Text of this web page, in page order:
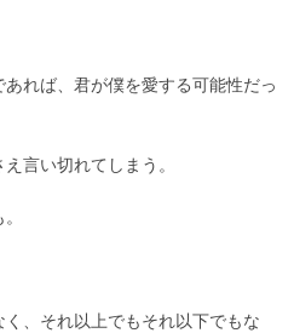
れば、君が僕を愛する可能性だっ
言い切れてしまう。
、それ以上でもそれ以下でもな